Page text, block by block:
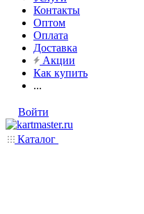
Контакты
Оптом
Оплата
Доставка
Акции
Как купить
...
Войти
Каталог